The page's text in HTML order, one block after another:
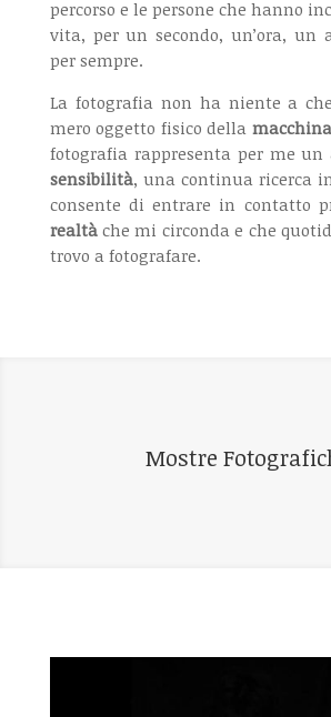
percorso e le persone che hanno
vita, per un secondo, un’ora, un
per sempre.
La fotografia non ha niente a
mero oggetto fisico della
fotografia rappresenta per me un
sensibilità, una continua ricerca
consente di entrare in contatto
realtàche mi circonda e che
trovo a fotografare.
Mostre